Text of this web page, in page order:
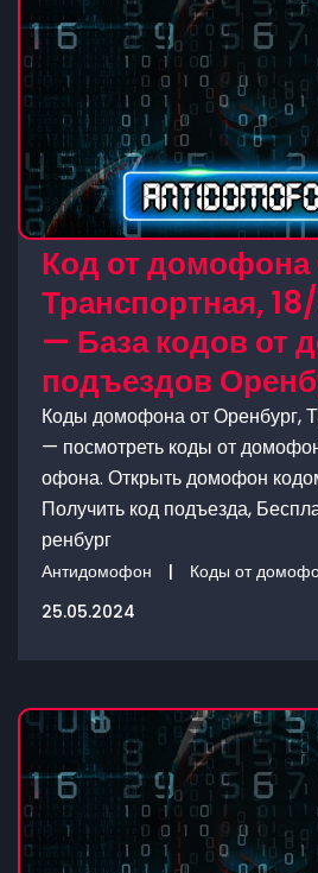
Код от домофона
Транспортная,
— База кодов от
подъездов
Коды домофона от Оренбург,
— посмотреть коды от
офона. Открыть домофон
Получить код подъезда,
ренбург
Антидомофон | Коды от
25.05.2024